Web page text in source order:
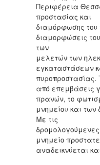
Περιφέρεια
προστασίας και
διαμόρφωσης
διαμορφώσεις
των
μελετών των
εγκαταστάσεων
πυροπροστασίας.
από επεμβάσεις
πρανών, το
μνημείου και
Με τις
μνημείο
αναδεικνύεται